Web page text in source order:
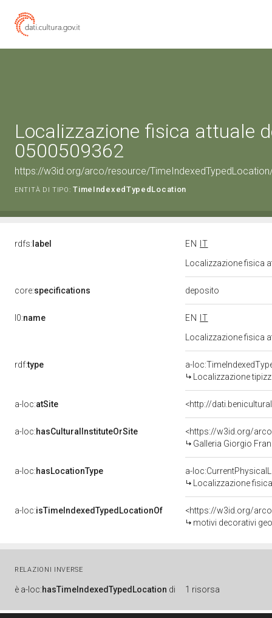
Localizzazione fisica attuale
0500509362
https://w3id.org/arco/resource/
ENTITÀ DI TIPO: TimeIndexedTypedLocation
rdfs: label EN
IT
Localizzazione fisica
core:specifications deposito
l0:name EN
IT
Localizzazione fisica
rdf:type
a-
Localizzazione
a-loc:atSite <http://
a-loc:hasCulturalInstituteOrSite
<https://w3id.org/
Galleria Giorgio
a-loc:hasLocationType
a-
Localizzazione
a-loc:isTimeIndexedTypedLocationOf
<https://w3id.org/
motivi decorativi
RELAZIONI INVERSE
è a-loc:hasTimeIndexedTypedLocation di 1 risorsa